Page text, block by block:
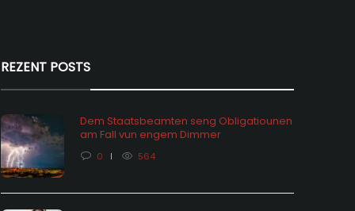
REZENT POSTS
Dem Staatsbeamten seng Obligatiounen
am Fall vun engem Dimmer
0 564